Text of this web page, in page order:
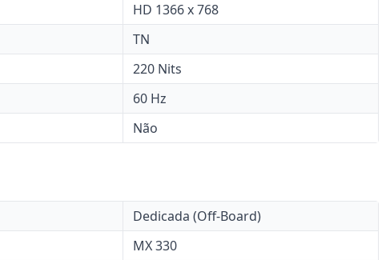
HD 1366 x 768
TN
220 Nits
60 Hz
Não
Dedicada (Off-Board)
MX 330